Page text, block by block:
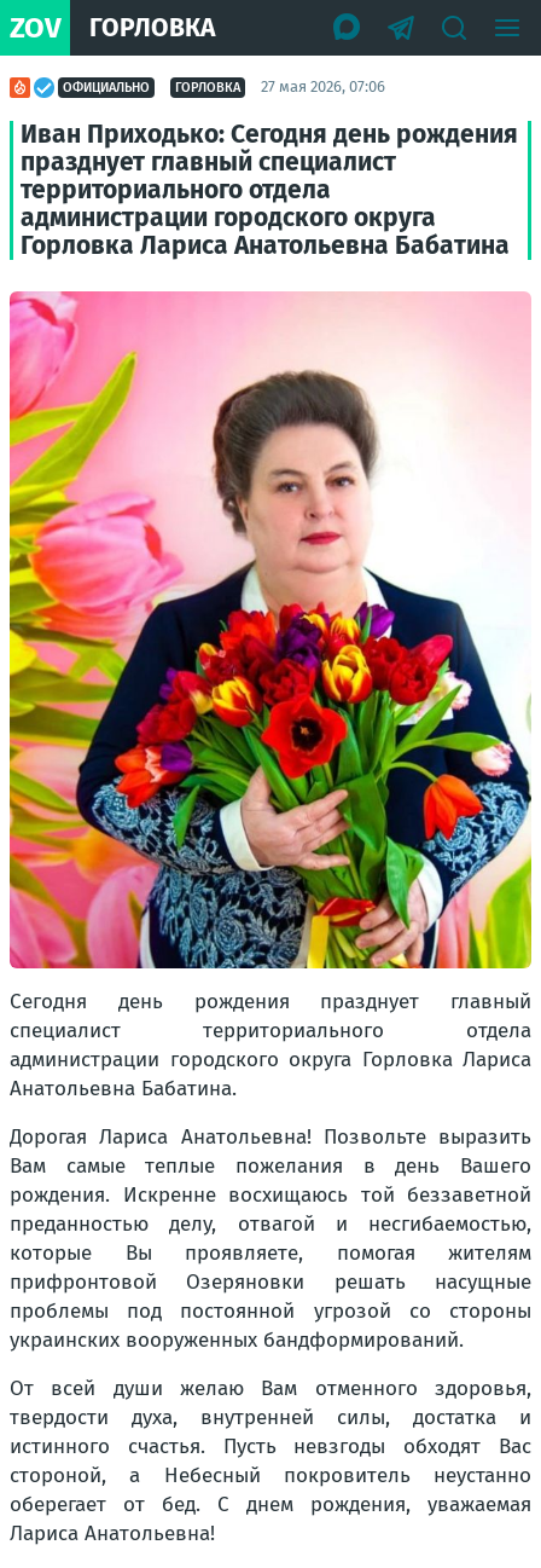
ZOV ГОРЛОВКА
ОФИЦИАЛЬНО ГОРЛОВКА 27 мая 2026, 07:06
Иван Приходько: Сегодня день рождения
празднует главный специалист
территориального отдела
администрации городского округа
Горловка Лариса Анатольевна Бабатина
Сегодня день рождения празднует главный
специалист территориального отдела
администрации городского округа Горловка Лариса
Анатольевна Бабатина.
Дорогая Лариса Анатольевна! Позвольте выразить
Вам самые теплые пожелания в день Вашего
рождения. Искренне восхищаюсь той беззаветной
преданностью делу, отвагой и несгибаемостью,
которые Вы проявляете, помогая жителям
прифронтовой Озеряновки решать насущные
проблемы под постоянной угрозой со стороны
украинских вооруженных бандформирований.
От всей души желаю Вам отменного здоровья,
твердости духа, внутренней силы, достатка и
истинного счастья. Пусть невзгоды обходят Вас
стороной, а Небесный покровитель неустанно
оберегает от бед. С днем рождения, уважаемая
Лариса Анатольевна!